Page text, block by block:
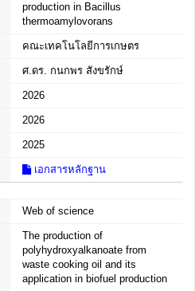
production in Bacillus
thermoamylovorans
คณะเทคโนโลยีการเกษตร
ศ.ดร. กนกพร สังขรักษ์
2026
2026
2025
เอกสารหลักฐาน
Web of science
The production of
polyhydroxyalkanoate from
waste cooking oil and its
application in biofuel production